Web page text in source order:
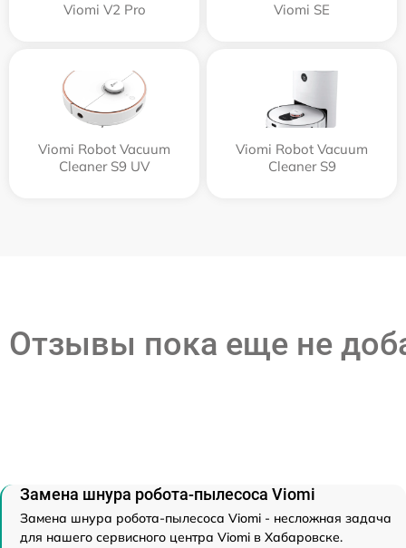
Viomi V2 Pro Viomi SE
Viomi Robot Vacuum
Cleaner S9 UV
Viomi Robot Vacuum
Cleaner S9
Отзывы пока еще не
Замена шнура робота-пылесоса Viomi
Замена шнура робота-пылесоса Viomi - несложная задача
для нашего сервисного центра Viomi в Хабаровске.